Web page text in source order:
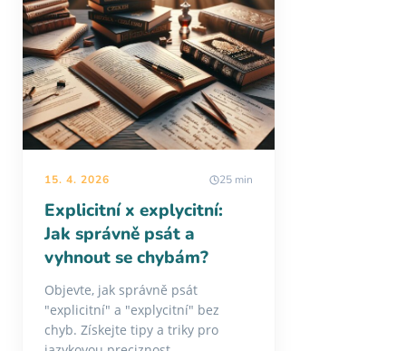
15. 4. 2026 25 min
Explicitní x explycitní:
Jak správně psát a
vyhnout se chybám?
Objevte, jak správně psát
"explicitní" a "explycitní" bez
chyb. Získejte tipy a triky pro